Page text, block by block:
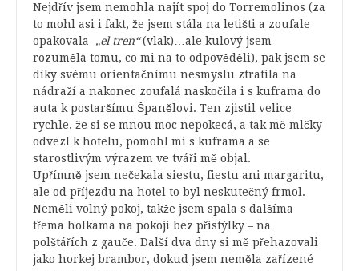
Nejdřív jsem nemohla najít spoj do Torremolinos (za
to mohl asi i fakt, že jsem stála na letišti a zoufale
opakovala „el tren“(vlak)…ale kulový jsem
rozuměla tomu, co mi na to odpověděli), pak jsem se
díky svému orientačnímu nesmyslu ztratila na
nádraží a nakonec zoufalá naskočila i s kuframa do
auta k postaršímu Španělovi. Ten zjistil velice
rychle, že si se mnou moc nepokecá, a tak mě mlčky
odvezl k hotelu, pomohl mi s kuframa a se
starostlivým výrazem ve tváři mě objal.
Upřímně jsem nečekala siestu, fiestu ani margaritu,
ale od příjezdu na hotel to byl neskutečný frmol.
Neměli volný pokoj, takže jsem spala s dalšíma
třema holkama na pokoji bez přistýlky – na
polštářích z gauče. Další dva dny si mě přehazovali
jako horkej brambor, dokud jsem neměla zařízené